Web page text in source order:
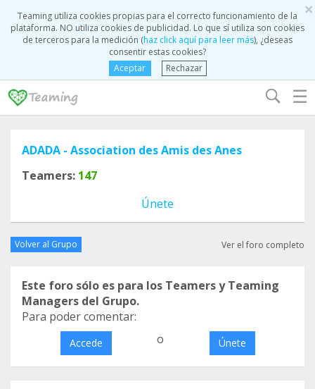
×
Teaming utiliza cookies propias para el correcto funcionamiento de la
plataforma. NO utiliza cookies de publicidad. Lo que sí utiliza son cookies
de terceros para la medición (haz click aquí para leer más), ¿deseas
consentir estas cookies?
Aceptar
Rechazar
☰
ADADA - Association des Amis des Anes
Teamers: 147
Únete
Volver al Grupo Ver el foro completo
Este foro sólo es para los Teamers y Teaming
Managers del Grupo.
Para poder comentar:
Accede o Únete